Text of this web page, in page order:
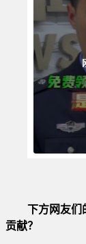
下方网友们
贡献？